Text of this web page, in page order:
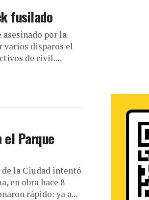
fusilado
asesinado por la
varios disparos el
de civil....
el Parque
la Ciudad intentó
en obra hace 8
rápido: ya a...